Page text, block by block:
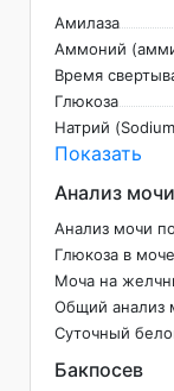
Амилаза
Аммоний
Время
Глюкоза
Натрий
Показать
Анализ мочи
Анализ мочи
Глюкоза в моче
Моча на
Общий анализ
Суточный
Бакпосев